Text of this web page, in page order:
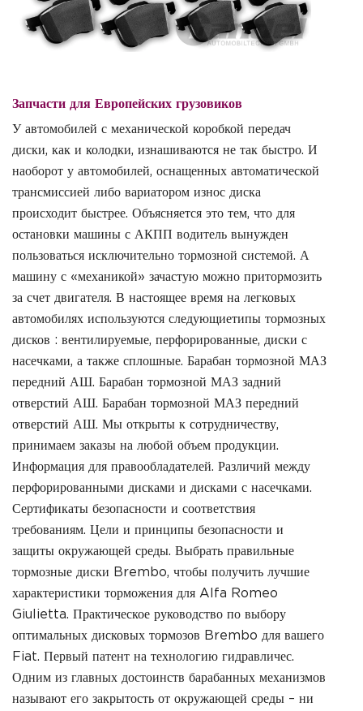
Запчасти для Европейских грузовиков
У автомобилей с механической коробкой передач
диски, как и колодки, изнашиваются не так быстро. И
наоборот у автомобилей, оснащенных автоматической
трансмиссией либо вариатором износ диска
происходит быстрее. Объясняется это тем, что для
остановки машины с АКПП водитель вынужден
пользоваться исключительно тормозной системой. А
машину с «механикой» зачастую можно притормозить
за счет двигателя. В настоящее время на легковых
автомобилях используются следующиетипы тормозных
дисков : вентилируемые, перфорированные, диски с
насечками, а также сплошные. Барабан тормозной МАЗ
передний АШ. Барабан тормозной МАЗ задний
отверстий АШ. Барабан тормозной МАЗ передний
отверстий АШ. Мы открыты к сотрудничеству,
принимаем заказы на любой объем продукции.
Информация для правообладателей. Различий между
перфорированными дисками и дисками с насечками.
Сертификаты безопасности и соответствия
требованиям. Цели и принципы безопасности и
защиты окружающей среды. Выбрать правильные
тормозные диски Brembo, чтобы получить лучшие
характеристики торможения для Alfa Romeo
Giulietta. Практическое руководство по выбору
оптимальных дисковых тормозов Brembo для вашего
Fiat. Первый патент на технологию гидравличес.
Одним из главных достоинств барабанных механизмов
называют его закрытость от окружающей среды – ни